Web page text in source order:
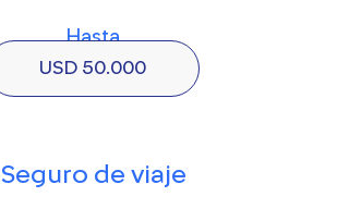
Hasta
USD 50.000
Seguro de viaje